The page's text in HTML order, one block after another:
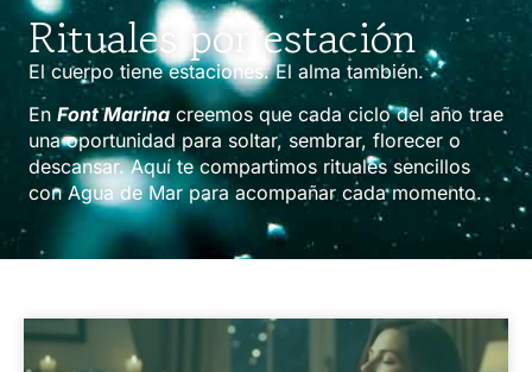
Rituales por estación
El cuerpo tiene estaciones. El alma también.
En Font Marina creemos que cada ciclo del año trae
una oportunidad para soltar, sembrar, florecer o
descansar. Aquí te compartimos rituales sencillos
con Agua de Mar para acompañar cada momento.